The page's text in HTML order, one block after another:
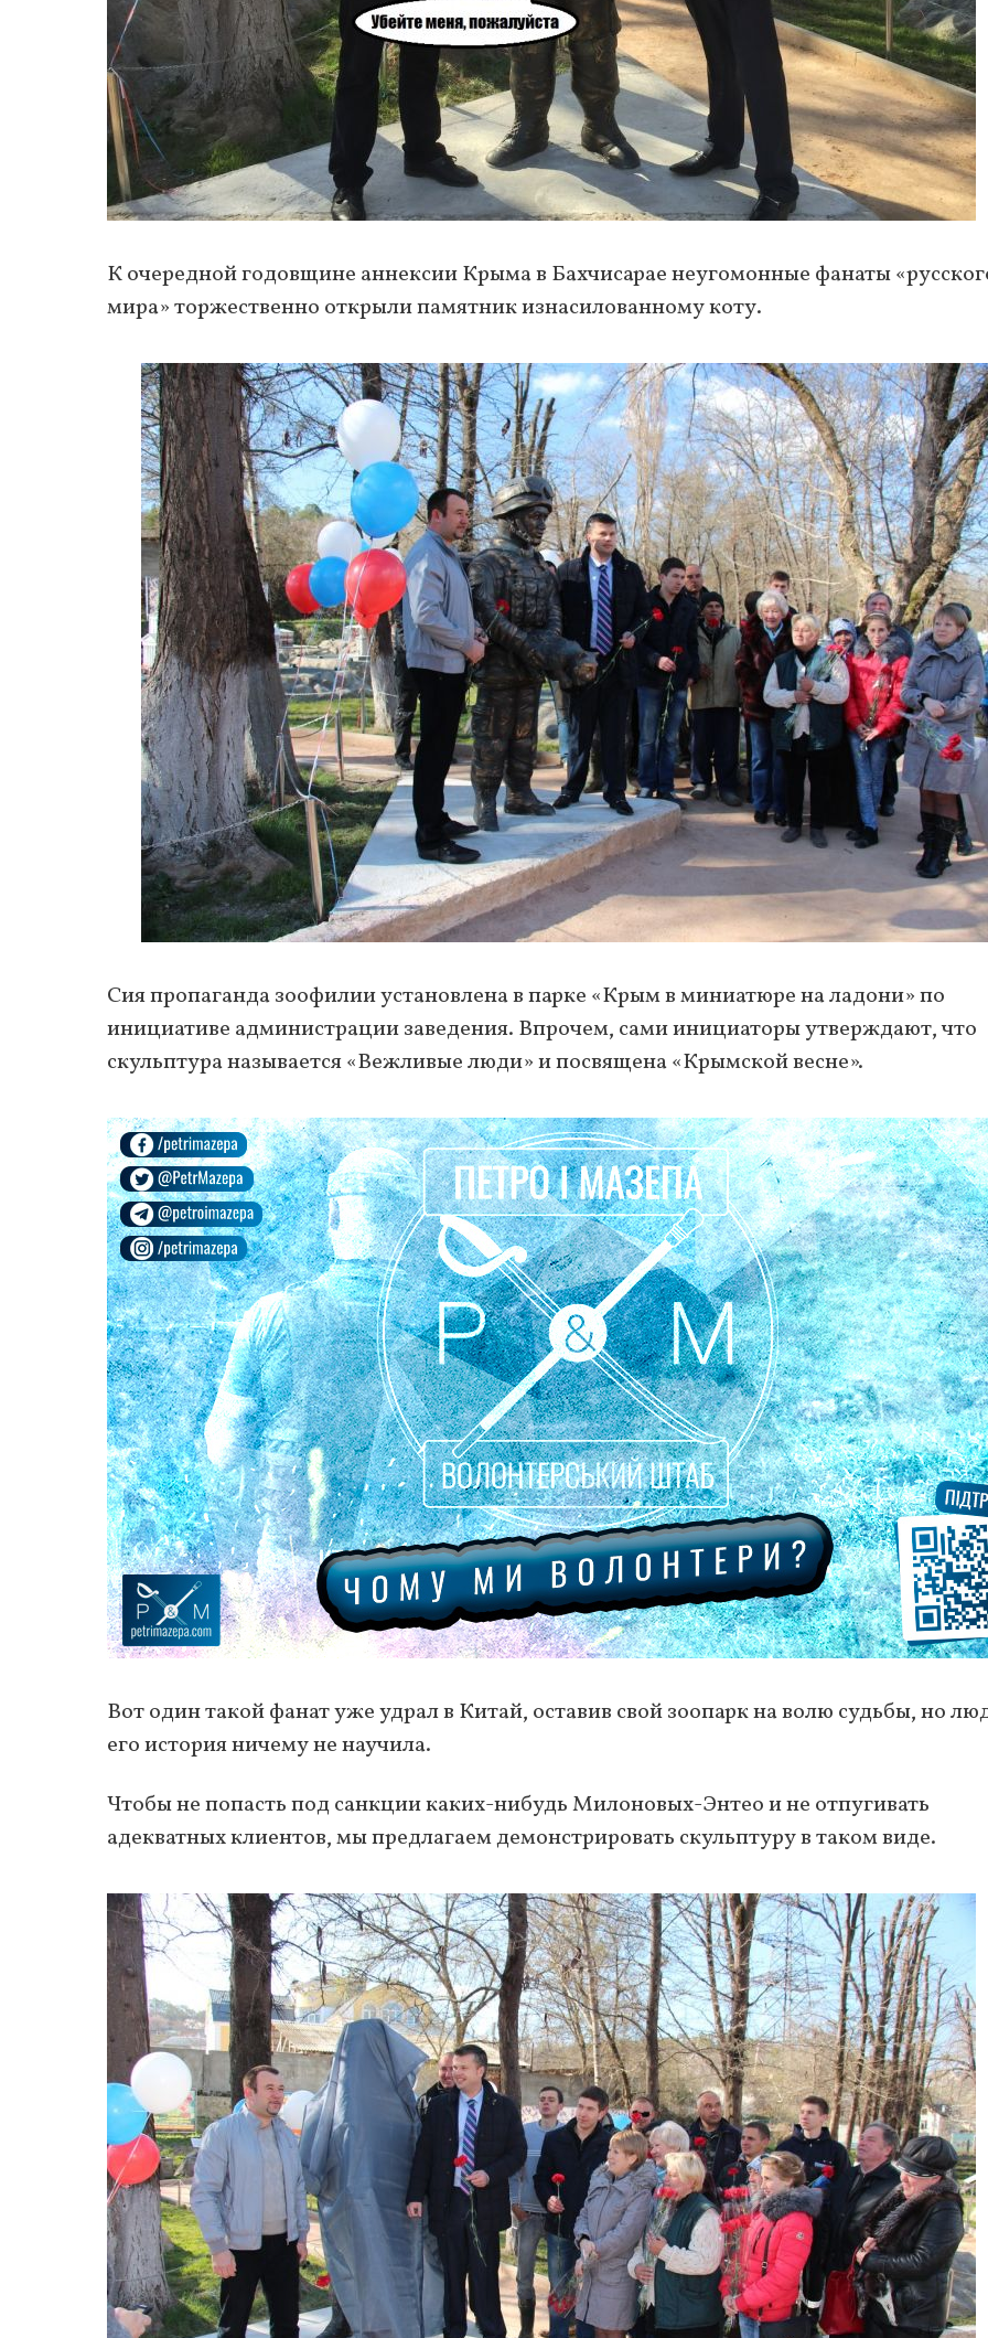
К очередной годовщине аннексии Крыма в Бахчисарае неугомонные фанаты
мира» торжественно открыли памятник изнасилованному коту.
Сия пропаганда зоофилии установлена в парке «Крым в миниатюре на ладони» по
инициативе администрации заведения. Впрочем, сами инициаторы утверждают, что
скульптура называется «Вежливые люди» и посвящена «Крымской весне».
Вот один такой фанат уже удрал в Китай, оставив свой зоопарк на волю судьбы, но
его история ничему не научила.
Чтобы не попасть под санкции каких-нибудь Милоновых-Энтео и не отпугивать
адекватных клиентов, мы предлагаем демонстрировать скульптуру в таком виде.